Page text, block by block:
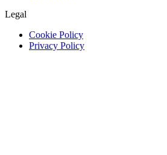
Legal
Cookie Policy
Privacy Policy